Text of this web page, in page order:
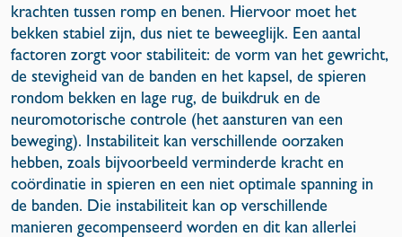
krachten tussen romp en benen. Hiervoor moet het
bekken stabiel zijn, dus niet te beweeglijk. Een aantal
factoren zorgt voor stabiliteit: de vorm van het gewricht,
de stevigheid van de banden en het kapsel, de spieren
rondom bekken en lage rug, de buikdruk en de
neuromotorische controle (het aansturen van een
beweging). Instabiliteit kan verschillende oorzaken
hebben, zoals bijvoorbeeld verminderde kracht en
coördinatie in spieren en een niet optimale spanning in
de banden. Die instabiliteit kan op verschillende
manieren gecompenseerd worden en dit kan allerlei